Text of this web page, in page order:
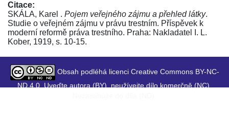
Citace:
SKÁLA, Karel . Pojem veřejného zájmu a přehled látky.
Studie o veřejném zájmu v právu trestním. Příspěvek k
moderní reformě práva trestního. Praha: Nakladatel I. L.
Kober, 1919, s. 10-15.
Obsah podléhá licenci Creative Commons BY-NC-
ND 4.0. Uveďte autora (BY), neužívejte dílo komerčně (NC),